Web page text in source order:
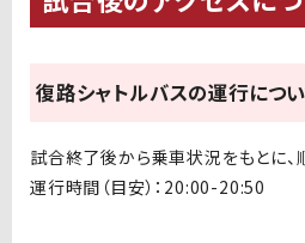
復路シャトルバスの運行につ
試合終了後から乗車状況をもとに、
運行時間（目安）：20:00-20:50